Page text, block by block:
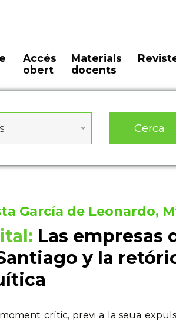
Accés
obert
Materials
docents
Cerca
García de Leonardo,
Las empresas
y la
crític, previ a la seua